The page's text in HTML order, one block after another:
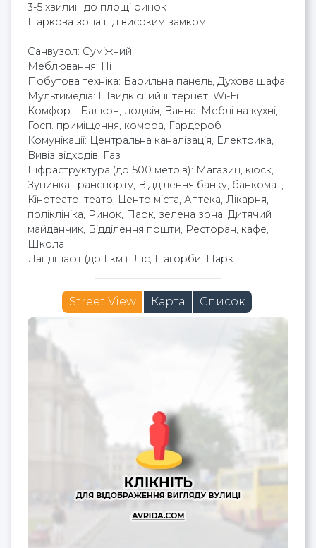
3-5 хвилин до площі ринок
Паркова зона під високим замком
Cанвузол: Суміжний
Меблювання: Ні
Побутова техніка: Варильна панель, Духова шафа
Мультимедіа: Швидкісний інтернет, Wi-Fi
Комфорт: Балкон, лоджія, Ванна, Меблі на кухні,
Госп. приміщення, комора, Гардероб
Комунікації: Центральна каналізація, Електрика,
Вивіз відходів, Газ
Інфраструктура (до 500 метрів): Магазин, кіоск,
Зупинка транспорту, Відділення банку, банкомат,
Кінотеатр, театр, Центр міста, Аптека, Лікарня,
поліклініка, Ринок, Парк, зелена зона, Дитячий
майданчик, Відділення пошти, Ресторан, кафе,
Школа
Ландшафт (до 1 км.): Ліс, Пагорби, Парк
Street View Карта Список